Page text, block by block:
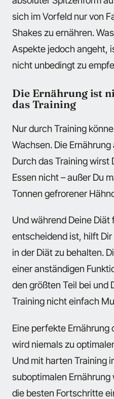
sich im Vorfeld nur von
Shakes zu ernähren.
Aspekte jedoch angeht,
nicht unbedingt zu
Die Ernährung ist
das Training
Nur durch Training
Wachsen. Die
Durch das Training wirst
Essen nicht – außer Du
Tonnen gefrorener
Und während Deine
entscheidend ist, hilft
in der Diät zu behalten.
einer anständigen
den größten Teil bei und
Training nicht einfach
Eine perfekte Ernährung
wird niemals zu
Und mit harten Training
suboptimalen
die besten Fortschritte